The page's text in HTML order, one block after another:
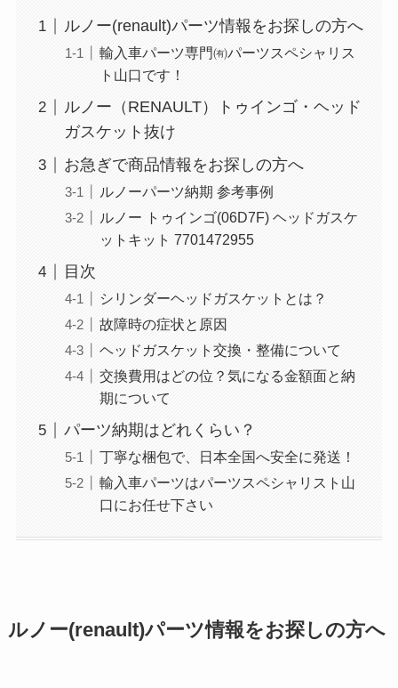
ルノー(renault)パーツ情報をお探しの方へ
輸入車パーツ専門㈲パーツスペシャリス
ト山口です！
ルノー（RENAULT）トゥインゴ・ヘッド
ガスケット抜け
お急ぎで商品情報をお探しの方へ
ルノーパーツ納期 参考事例
ルノー トゥインゴ(06D7F) ヘッドガスケ
ットキット 7701472955
目次
シリンダーヘッドガスケットとは？
故障時の症状と原因
ヘッドガスケット交換・整備について
交換費用はどの位？気になる金額面と納
期について
パーツ納期はどれくらい？
丁寧な梱包で、日本全国へ安全に発送！
輸入車パーツはパーツスペシャリスト山
口にお任せ下さい
ルノー(renault)パーツ情報をお探しの方へ